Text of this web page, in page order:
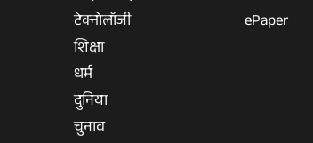
टेक्नोलॉजी
शिक्षा
धर्म
दुनिया
चुनाव
ePaper